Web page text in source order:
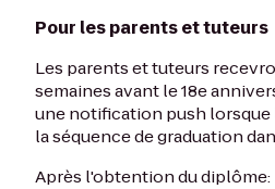
Pour les parents et tuteurs
Les parents et tuteurs
semaines avant le 18e
une notification push lorsque
la séquence de graduation
Après l'obtention du diplôme: